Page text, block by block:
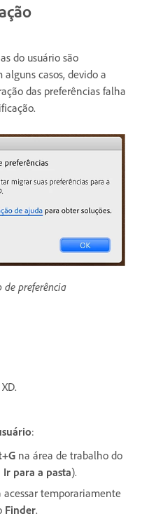
do usuário são
casos, devido a
das preferências falha
preferência
:
na área de trabalho do
para a pasta).
acessar temporariamente
Finder.